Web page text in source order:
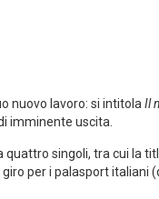
nuovo lavoro: si intitolaIl
imminente uscita.
singoli, tra cui la
per i palasport italiani